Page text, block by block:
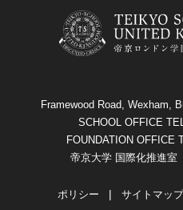
Framewood Road, Wexham,
SCHOOL OFFICE
FOUNDATION OFFICE
帝京大学 国際化推進室
ポリシー サイトマップ